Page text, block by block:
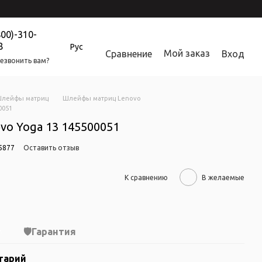
310-
вам?
Рус
Сравнение Мой заказ Вход
матриц
Шлейфы матриц Lenovo
Yoga 13 145500051
Оставить отзыв
К сравнению В желаемые
Гарантия